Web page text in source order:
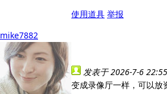
使用道具 举报
mike7882
发表于 2026-7-6 22:55
变成录像厅一样，可以放